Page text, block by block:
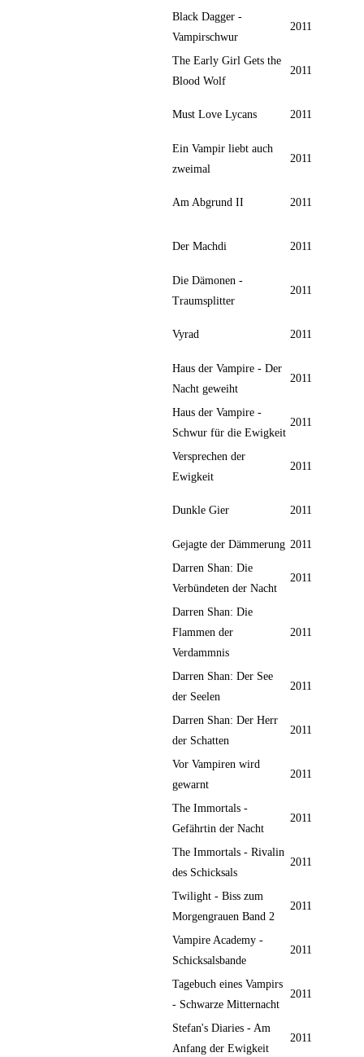
Black Dagger -
Vampirschwur
2011
The Early Girl Gets the
Blood Wolf
2011
Must Love Lycans 2011
Ein Vampir liebt auch
zweimal
2011
Am Abgrund II 2011
Der Machdi 2011
Die Dämonen -
Traumsplitter
2011
Vyrad 2011
Haus der Vampire - Der
Nacht geweiht
2011
Haus der Vampire -
Schwur für die Ewigkeit
2011
Versprechen der
Ewigkeit
2011
Dunkle Gier 2011
Gejagte der Dämmerung 2011
Darren Shan: Die
Verbündeten der Nacht
2011
Darren Shan: Die
Flammen der
Verdammnis
2011
Darren Shan: Der See
der Seelen
2011
Darren Shan: Der Herr
der Schatten
2011
Vor Vampiren wird
gewarnt
2011
The Immortals -
Gefährtin der Nacht
2011
The Immortals - Rivalin
des Schicksals
2011
Twilight - Biss zum
Morgengrauen Band 2
2011
Vampire Academy -
Schicksalsbande
2011
Tagebuch eines Vampirs
- Schwarze Mitternacht
2011
Stefan's Diaries - Am
Anfang der Ewigkeit
2011